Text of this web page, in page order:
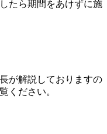
たら期間をあけずに施
が解説しておりますの
ください。